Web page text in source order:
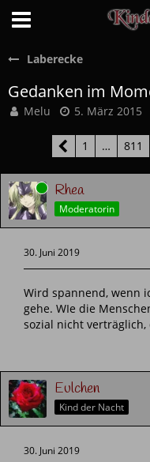
Laberecke
Gedanken im
Melu 5. März 2015
1 … 811
Online Rhea
Moderatorin
30. Juni 2019
Wird spannend, wenn
gehe. WIe die
sozial nicht
Eulchen
Kind der Nacht
30. Juni 2019